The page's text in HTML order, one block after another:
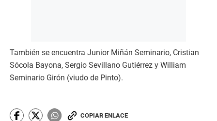
También se encuentra Junior Miñán Seminario, Cristian
Sócola Bayona, Sergio Sevillano Gutiérrez y William
Seminario Girón (viudo de Pinto).
COPIAR ENLACE